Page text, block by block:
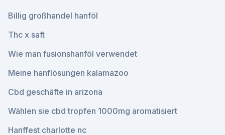
Billig großhandel hanföl
Thc x saft
Wie man fusionshanföl verwendet
Meine hanflösungen kalamazoo
Cbd geschäfte in arizona
Wählen sie cbd tropfen 1000mg aromatisiert
Hanffest charlotte nc